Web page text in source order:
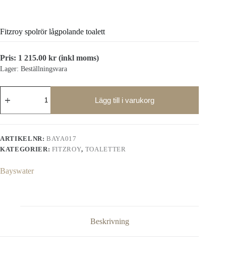
Fitzroy spolrör lågpolande toalett
Pris: 1 215.00 kr (inkl moms)
Lager: Beställningsvara
spolrör
toalett
Lägg till i varukorg
ARTIKELNR:BAYA017
KATEGORIER: FITZROY, TOALETTER
Bayswater
Beskrivning